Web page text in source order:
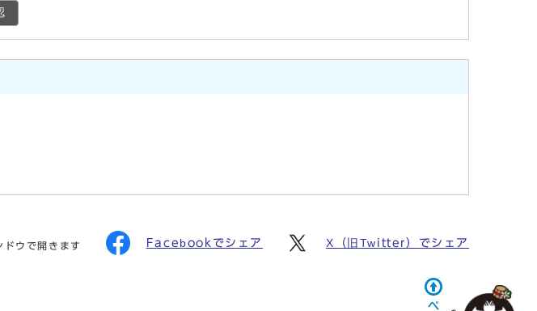
ドウで開きます Facebookでシェア X（旧Twitter）でシェア